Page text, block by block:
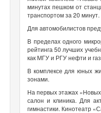
минутах пешком от
транспортом за 20 минут.
Для автомобилистов
В пределах одного
рейтинга 50 лучших
как МГУ и РГУ нефти и
В комплексе для юных
зонами.
На первых этажах
салон и клиника. Для
гимнастики. Кинотеатр